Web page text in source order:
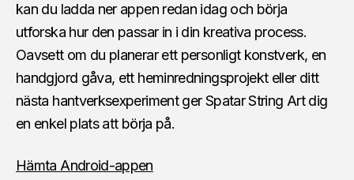
kan du ladda ner appen redan idag och börja
utforska hur den passar in i din kreativa process.
Oavsett om du planerar ett personligt konstverk, en
handgjord gåva, ett heminredningsprojekt eller ditt
nästa hantverksexperiment ger Spatar String Art dig
en enkel plats att börja på.
Hämta Android-appen